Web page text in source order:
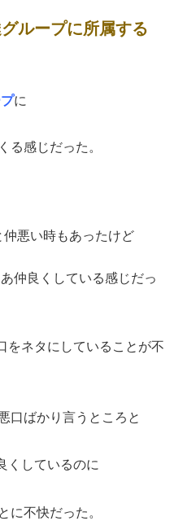
ループに所属する
に
る感じだった。
仲悪い時もあったけど
仲良くしている感じだっ
をネタにしていることが不
口ばかり言うところと
くしているのに
に不快だった。